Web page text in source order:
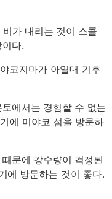
가 내리는 것이 스콜
다.
코지마가 아열대 기후
에서는 경험할 수 없는
에 미야코 섬을 방문하
문에 강수량이 걱정된
에 방문하는 것이 좋다.